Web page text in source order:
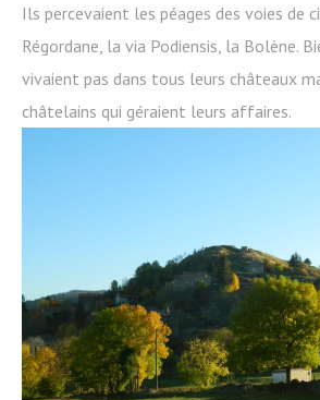
Ils percevaient les péages des voies de
Régordane, la via Podiensis, la Bolène.
vivaient pas dans tous leurs châteaux
châtelains qui géraient leurs affaires.